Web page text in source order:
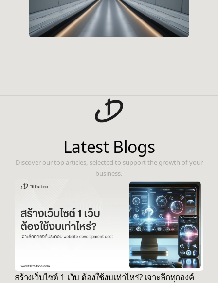
Latest Blogs
Discover our top articles, selected to support the growth of your
business.
สร้างเว็บไซต์ 1 เว็บ ต้องใช้งบเท่าไหร่? เจาะลึกทุกองค์